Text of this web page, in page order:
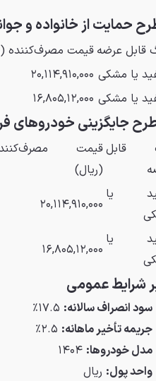
قابل عرضه قیمت مصرف‌کننده
یا مشکی ۲۰,۱۱۴,۹۱۰,۰۰۰
یا مشکی ۱۶,۸۰۵,۱۲,۰۰۰
قابلقیمت
(ریال)
یا
۲۰,۱۱۴,۹۱۰,۰۰۰
یا
۱۶,۸۰۵,۱۲,۰۰۰
شرایط عمومی
سود انصراف سالانه:
جریمه تأخیر ماهانه:
مدل خودروها: ۱۴۰۴
واحد پول: ریال